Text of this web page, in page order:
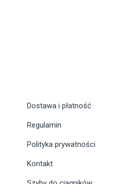
Dostawa i płatność
Regulamin
Polityka prywatności
Kontakt